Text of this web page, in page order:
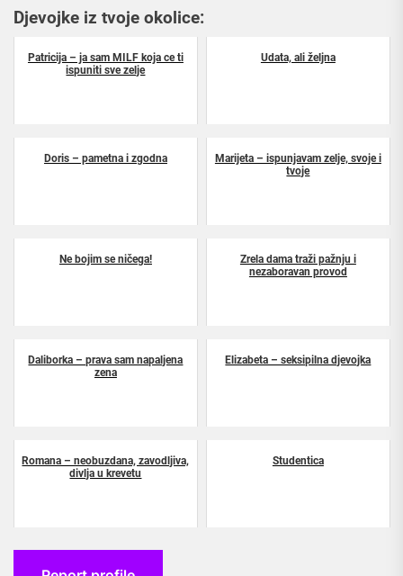
Djevojke iz tvoje okolice:
Patricija – ja sam MILF koja ce ti
ispuniti sve zelje
Udata, ali željna
Doris – pametna i zgodna
Marijeta – ispunjavam zelje, svoje i
tvoje
Ne bojim se ničega!
Zrela dama traži pažnju i
nezaboravan provod
Daliborka – prava sam napaljena
zena
Elizabeta – seksipilna djevojka
Romana – neobuzdana, zavodljiva,
divlja u krevetu
Studentica